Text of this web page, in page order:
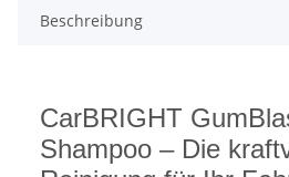
Beschreibung
CarBRIGHT
Shampoo – Die